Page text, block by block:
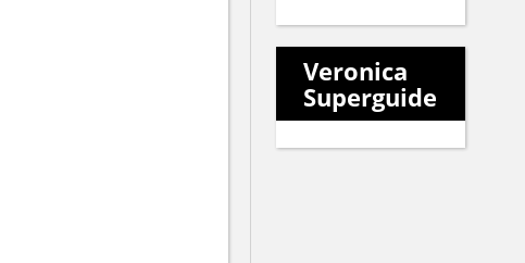
Veronica
Superguide